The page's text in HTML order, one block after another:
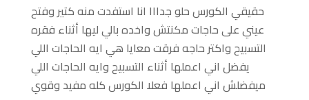
حقيقي الكورس حلو جدااا انا استفدت منه كتير وفتح
عيني على حاجات مكنتش واخده بالي ليها أثناء فقره
التسبيح واكتر حاجه فرقت معايا هي ايه الحاجات اللي
يفضل اني اعملها أثناء التسبيح وايه الحاجات اللي
ميفضلش اني اعملها فعلا الكورس كله مفيد وقوي